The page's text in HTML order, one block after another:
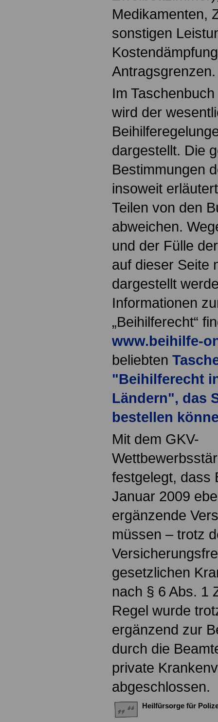
Medikamenten,
sonstigen
Antragsgrenzen.
Im
wird der
dargestellt. Die
Bestimmungen
insoweit
Teilen von den
abweichen.
und der Fülle
auf dieser Seite
dargestellt
Informationen
„Beihilferecht“
www.beihilfe-
beliebten
"Beihilferecht
Ländern", das
bestellen
Mit dem GKV-
festgelegt, dass
Januar 2009
ergänzende
müssen – trotz
gesetzlichen
nach § 6 Abs. 1
Regel wurde
ergänzend zur
durch die
private
abgeschlossen.
Heilfürsorge für